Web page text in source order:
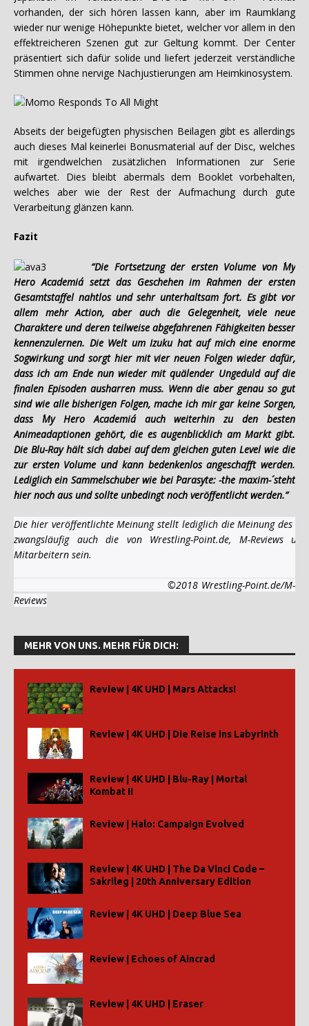
vorhanden, der sich hören lassen kann, aber im Raumklang
wieder nur wenige Höhepunkte bietet, welcher vor allem in den
effektreicheren Szenen gut zur Geltung kommt. Der Center
präsentiert sich dafür solide und liefert jederzeit verständliche
Stimmen ohne nervige Nachjustierungen am Heimkinosystem.
Abseits der beigefügten physischen Beilagen gibt es allerdings
auch dieses Mal keinerlei Bonusmaterial auf der Disc, welches
mit irgendwelchen zusätzlichen Informationen zur Serie
aufwartet. Dies bleibt abermals dem Booklet vorbehalten,
welches aber wie der Rest der Aufmachung durch gute
Verarbeitung glänzen kann.
Fazit
“Die Fortsetzung der ersten Volume von ´My
Hero Academia´ setzt das Geschehen im Rahmen der ersten
Gesamtstaffel nahtlos und sehr unterhaltsam fort. Es gibt vor
allem mehr Action, aber auch die Gelegenheit, viele neue
Charaktere und deren teilweise abgefahrenen Fähigkeiten besser
kennenzulernen. Die Welt um Izuku hat auf mich eine enorme
Sogwirkung und sorgt hier mit vier neuen Folgen wieder dafür,
dass ich am Ende nun wieder mit quälender Ungeduld auf die
finalen Episoden ausharren muss. Wenn die aber genau so gut
sind wie alle bisherigen Folgen, mache ich mir gar keine Sorgen,
dass ´My Hero Academia´ auch weiterhin zu den besten
Animeadaptionen gehört, die es augenblicklich am Markt gibt.
Die Blu-Ray hält sich dabei auf dem gleichen guten Level wie die
zur ersten Volume und kann bedenkenlos angeschafft werden.
Lediglich ein Sammelschuber wie bei ´Parasyte: -the maxim-´ steht
hier noch aus und sollte unbedingt noch veröffentlicht werden.”
Die hier veröffentlichte Meinung stellt lediglich die Meinung des
zwangsläufig auch die von Wrestling-Point.de, M-Reviews
Mitarbeitern sein.
©2018 Wrestling-Point.de/M-
Reviews
MEHR VON UNS. MEHR FÜR DICH:
Review | 4K UHD | Mars Attacks!
Review | 4K UHD | Die Reise ins Labyrinth
Review | 4K UHD | Blu-Ray | Mortal
Kombat II
Review | Halo: Campaign Evolved
Review | 4K UHD | The Da Vinci Code –
Sakrileg | 20th Anniversary Edition
Review | 4K UHD | Deep Blue Sea
Review | Echoes of Aincrad
Review | 4K UHD | Eraser